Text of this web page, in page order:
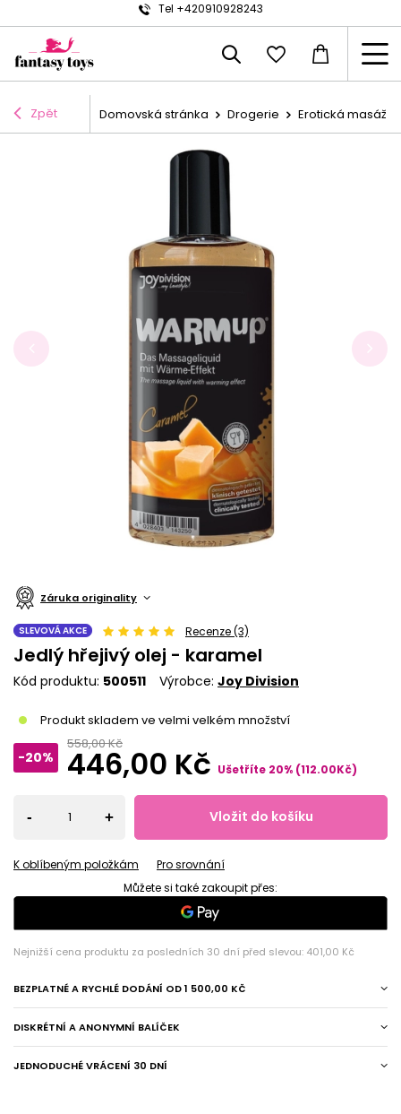
Tel +420910928243
Zpět Domovská stránka Drogerie Erotická masáž
Záruka originality
SLEVOVÁ AKCE Recenze (3)
Jedlý hřejivý olej - karamel
Kód produktu 500511 Výrobce Joy Division
Produkt skladem ve velmi velkém množství
-20%
558,00 Kč
446,00 Kč Ušetříte 20% (112.00Kč)
- + Vložit do košíku
K oblíbeným položkám
Pro srovnání
Můžete si také zakoupit přes:
Nejnižší cena produktu za posledních 30 dní před slevou: 401,00 Kč
BEZPLATNÉ A RYCHLÉ DODÁNÍ OD1 500,00 KČ
DISKRÉTNÍ A ANONYMNÍ BALÍČEK
JEDNODUCHÉ VRÁCENÍ 30 DNÍ